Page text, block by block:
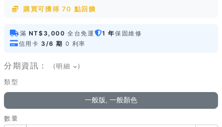
購買可獲得 70 點回饋
滿 NT$3,000 全台免運 1 年保固維修
信用卡 3/6 期 0 利率
分期資訊： (明細 )
類型
一般版, 一般顏色
數量